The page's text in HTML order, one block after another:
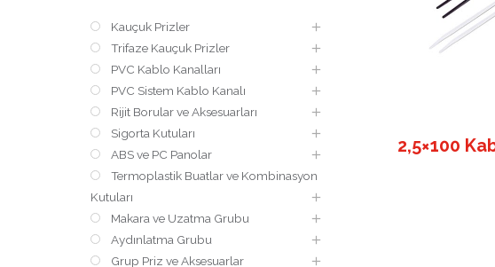
2,5×100
Kauçuk Prizler
Trifaze Kauçuk Prizler
PVC Kablo Kanalları
PVC Sistem Kablo Kanalı
Rijit Borular ve Aksesuarları
Sigorta Kutuları
ABS ve PC Panolar
Termoplastik Buatlar ve Kombinasyon
Kutuları
Makara ve Uzatma Grubu
Aydınlatma Grubu
Grup Priz ve Aksesuarlar